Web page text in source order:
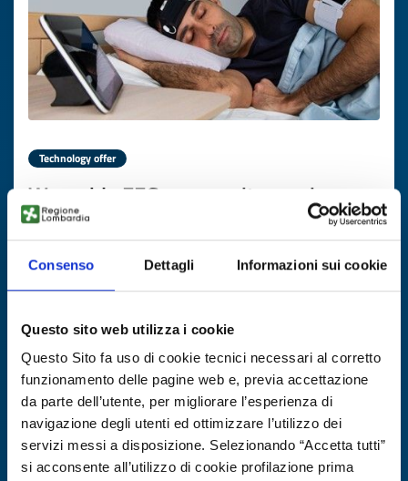
Consenso Dettagli Informazioni sui cookie
Questo sito web utilizza i cookie
Questo Sito fa uso di cookie tecnici necessari al corretto
funzionamento delle pagine web e, previa accettazione
da parte dell’utente, per migliorare l’esperienza di
navigazione degli utenti ed ottimizzare l’utilizzo dei
servizi messi a disposizione. Selezionando “Accetta tutti”
si acconsente all’utilizzo di cookie profilazione prima
Technology offer
Wearable EEG per monitoraggio
remoto di lunga durata
ID: TOCH20260121002
Expires on19 febbraio 2027